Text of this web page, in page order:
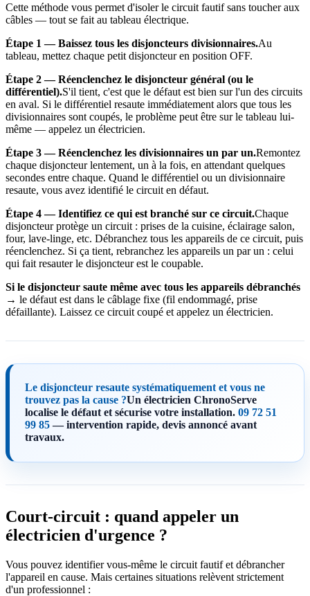
Cette méthode vous permet d'isoler le circuit fautif sans toucher aux
câbles — tout se fait au tableau électrique.
Étape 1 — Baissez tous les disjoncteurs divisionnaires.Au
tableau, mettez chaque petit disjoncteur en position OFF.
Étape 2 — Réenclenchez le disjoncteur général (ou le
différentiel).S'il tient, c'est que le défaut est bien sur l'un des circuits
en aval. Si le différentiel resaute immédiatement alors que tous les
divisionnaires sont coupés, le problème peut être sur le tableau lui-
même — appelez un électricien.
Étape 3 — Réenclenchez les divisionnaires un par un.Remontez
chaque disjoncteur lentement, un à la fois, en attendant quelques
secondes entre chaque. Quand le différentiel ou un divisionnaire
resaute, vous avez identifié le circuit en défaut.
Étape 4 — Identifiez ce qui est branché sur ce circuit.Chaque
disjoncteur protège un circuit : prises de la cuisine, éclairage salon,
four, lave-linge, etc. Débranchez tous les appareils de ce circuit, puis
réenclenchez. Si ça tient, rebranchez les appareils un par un : celui
qui fait resauter le disjoncteur est le coupable.
Si le disjoncteur saute même avec tous les appareils débranchés
→ le défaut est dans le câblage fixe (fil endommagé, prise
défaillante). Laissez ce circuit coupé et appelez un électricien.
Le disjoncteur resaute systématiquement et vous ne
trouvez pas la cause ?Un électricien ChronoServe
localise le défaut et sécurise votre installation.09 72 51
99 85— intervention rapide, devis annoncé avant
travaux.
Court-circuit : quand appeler un
électricien d'urgence ?
Vous pouvez identifier vous-même le circuit fautif et débrancher
l'appareil en cause. Mais certaines situations relèvent strictement
d'un professionnel :